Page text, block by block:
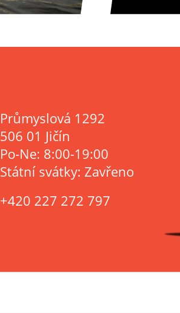
Průmyslová 1292
506 01 Jičín
Po-Ne: 8:00-19:00
Státní svátky: Zavřeno
+420 227 272 797